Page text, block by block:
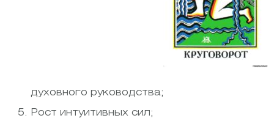
духовного руководства;
Рост интуитивных сил;